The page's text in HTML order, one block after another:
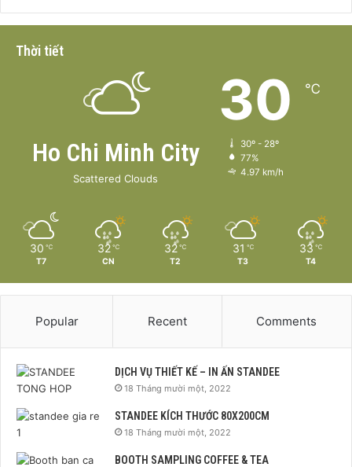
Thời tiết
Ho Chi Minh City
Scattered Clouds
30 ℃
30º - 28º
77%
4.97 km/h
30 ℃
T7
32 ℃
CN
32 ℃
T2
31 ℃
T3
33 ℃
T4
Popular Recent Comments
DỊCH VỤ THIẾT KẾ – IN ẤN STANDEE
18 Tháng mười một, 2022
STANDEE KÍCH THƯỚC 80X200CM
18 Tháng mười một, 2022
BOOTH SAMPLING COFFEE & TEA